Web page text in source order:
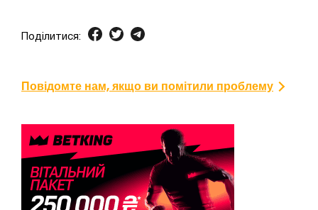
Поділитися:
Повідомте нам, якщо ви помітили проблему